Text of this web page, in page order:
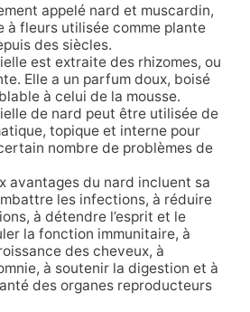
appelé nard et muscardin,
à fleurs utilisée comme plante
des siècles.
est extraite des rhizomes, ou
Elle a un parfum doux, boisé
à celui de la mousse.
de nard peut être utilisée de
topique et interne pour
nombre de problèmes de
avantages du nard incluent sa
les infections, à réduire
à détendre l’esprit et le
la fonction immunitaire, à
des cheveux, à
à soutenir la digestion et à
des organes reproducteurs